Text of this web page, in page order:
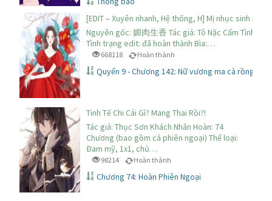
[EDIT – Xuyên nhanh, Hệ thống, H] Mị nhục sinh
Nguyên gốc: 媚肉生香 Tác giả: Tô Nặc Cẩm Tình
Tình trạng edit: đã hoàn thành Bìa:…
668118 Hoàn thành
Quyển 9 - Chương 142: Nữ vương ma cà rồng
Tinh Tế Chi Cái Gì? Mang Thai Rồi?!
Tác giả: Thục Sơn Khách Nhân Hoàn: 74
Chương (bao gồm cả phiên ngoại) Thể loại:
Đam mỹ, 1x1, chủ…
98214 Hoàn thành
Chương 74: Hoàn Phiên Ngoại